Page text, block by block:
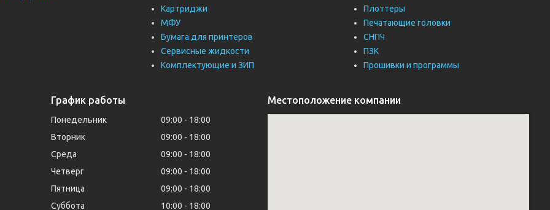
Картриджи
МФУ
Бумага для принтеров
Сервисные жидкости
Комплектующие и ЗИП
Плоттеры
Печатающие головки
СНПЧ
ПЗК
Прошивки и программы
График работы
Понедельник 09:00
18:00
Вторник
09:00
18:00
Среда
09:00
18:00
Четверг
09:00
18:00
Пятница
09:00
18:00
Суббота
10:00 18:00
Местоположение компании